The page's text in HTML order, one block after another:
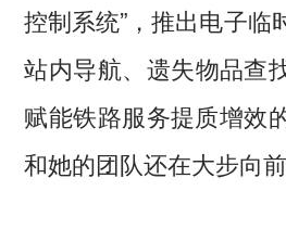
控制系统”，推出电子临
站内导航、遗失物品
赋能铁路服务提质增效
和她的团队还在大步向前